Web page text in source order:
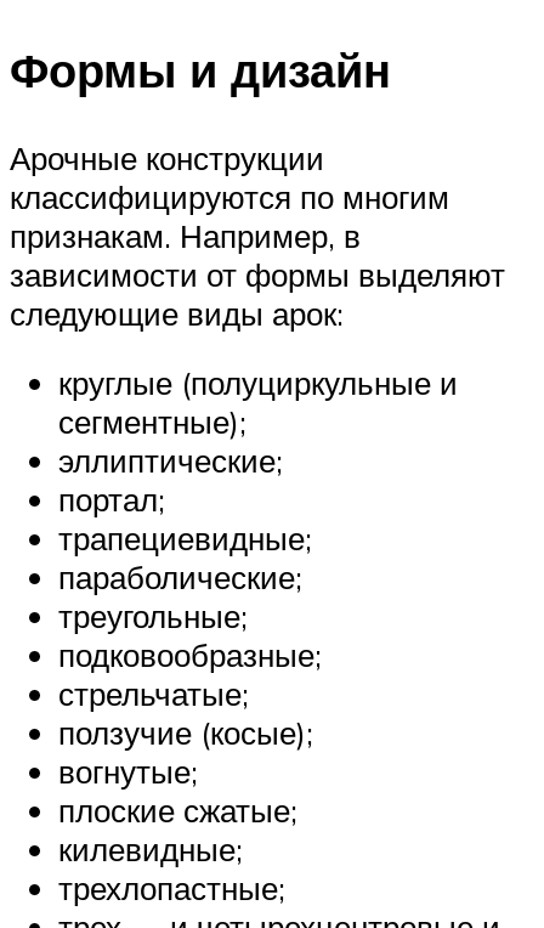
Формы и дизайн
Арочные конструкции
классифицируются по многим
признакам. Например, в
зависимости от формы выделяют
следующие виды арок:
круглые (полуциркульные и
сегментные);
эллиптические;
портал;
трапециевидные;
параболические;
треугольные;
подковообразные;
стрельчатые;
ползучие (косые);
вогнутые;
плоские сжатые;
килевидные;
трехлопастные;